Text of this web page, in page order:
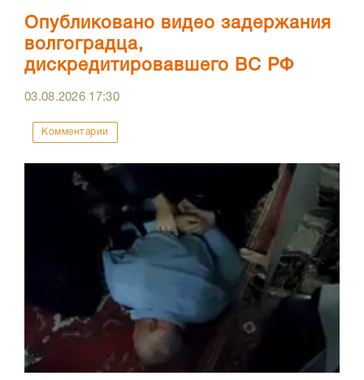
Опубликовано видео задержания
волгоградца,
дискредитировавшего ВС РФ
03.08.2026 17:30
Комментарии